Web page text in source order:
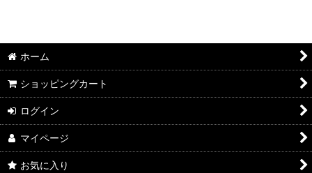
2026年6月DMワイン
2026年5月DMワイン
2026年4月DMワイン
2026年3月DMワイン
ホーム
ショッピングカート
ログイン
マイページ
お気に入り